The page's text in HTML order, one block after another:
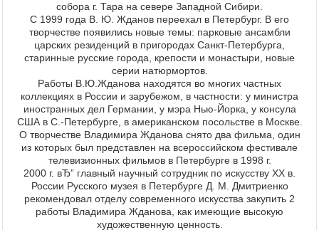
собора г. Тара на севере Западной Сибири.
С 1999 года В. Ю. Жданов переехал в Петербург. В его
творчестве появились новые темы: парковые ансамбли
царских резиденций в пригородах Санкт-Петербурга,
старинные русские города, крепости и монастыри, новые
серии натюрмортов.
Работы В.Ю.Жданова находятся во многих частных
коллекциях в России и зарубежом, в частности: у министра
иностранных дел Германии, у мэра Нью-Йорка, у консула
США в С.-Петербурге, в американском посольстве в Москве.
О творчестве Владимира Жданова снято два фильма, один
из которых был представлен на всероссийском фестивале
телевизионных фильмов в Петербурге в 1998 г.
2000 г. вЂ” главный научный сотрудник по искусству ХХ в.
России Русского музея в Петербурге Д. М. Дмитриенко
рекомендовал отделу современного искусства закупить 2
работы Владимира Жданова, как имеющие высокую
художественную ценность.